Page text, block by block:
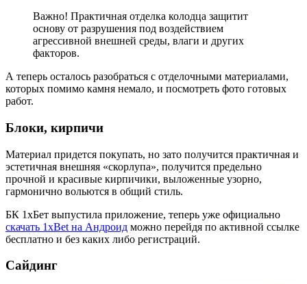
Важно! Практичная отделка колодца защитит
основу от разрушения под воздействием
агрессивной внешней среды, влаги и других
факторов.
А теперь осталось разобраться с отделочными материалами,
которых помимо камня немало, и посмотреть фото готовых
работ.
Блоки, кирпичи
Материал придется покупать, но зато получится практичная и
эстетичная внешняя «скорлупа», получится предельно
прочной и красивые кирпичики, выложенные узорно,
гармонично вольются в общий стиль.
БК 1хБет выпустила приложение, теперь уже официально
скачать 1xBet на Андроид можно перейдя по активной ссылке
бесплатно и без каких либо регистраций.
Сайдинг